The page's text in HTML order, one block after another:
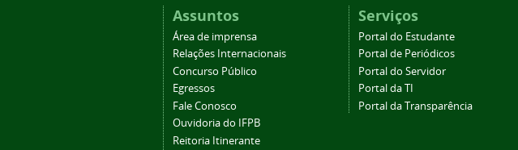
Assuntos
Área de imprensa
Relações Internacionais
Concurso Público
Egressos
Fale Conosco
Ouvidoria do IFPB
Reitoria Itinerante
Serviços
Portal do Estudante
Portal de Periódicos
Portal do Servidor
Portal da TI
Portal da Transparência